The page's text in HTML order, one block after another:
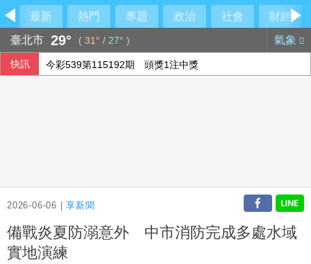
最新 熱門 專題 政治 社會
財經
臺北市 29° ( 31° / 27° ) 氣象
快訊 今彩539第115192期 頭獎1注中獎
2026-06-06 |享新聞
備戰炎夏防溺意外 中市消防完成多處水域
實地演練